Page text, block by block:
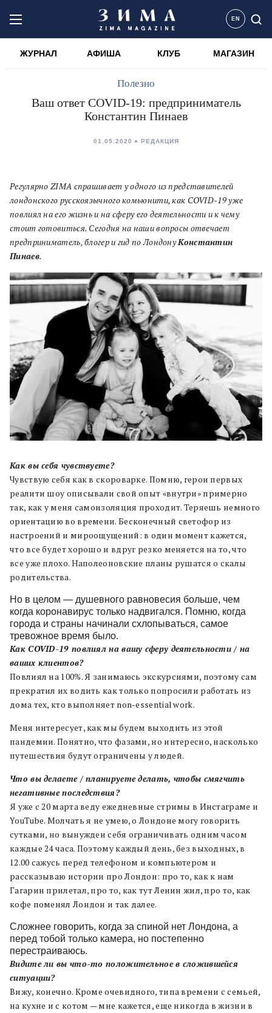
EN
ЖУРНАЛ АФИША КЛУБ МАГАЗИН
Полезно
Ваш ответ COVID-19: предприниматель
Константин Пинаев
01.05.2020 РЕДАКЦИЯ
Регулярно ZIMA спрашивает у одного из представителей
лондонского русскоязычного комьюнити, как COVID-19 уже
повлиял на его жизнь и на сферу его деятельности и к чему
стоит готовиться. Сегодня на наши вопросы отвечает
предприниматель, блогер и гид по ЛондонуКонстантин
Пинаев.
Как вы себя чувствуете?
Чувствую себя как в скороварке. Помню, герои первых
реалити шоу описывали свой опыт «внутри» примерно
так, как у меня самоизоляция проходит. Теряешь немного
ориентацию во времени. Бесконечный светофор из
настроений и мироощущений: в один момент кажется,
что все будет хорошо и вдруг резко меняется на то, что
все уже плохо. Наполеоновские планы рушатся о скалы
родительства.
Но в целом — душевного равновесия больше, чем
когда коронавирус только надвигался. Помню, когда
города и страны начинали схлопываться, самое
тревожное время было.
Как COVID-19 повлиял на вашу сферу деятельности / на
ваших клиентов?
Повлиял на 100%. Я занимаюсь экскурсиями, поэтому сам
прекратил их водить как только попросили работать из
дома тех, кто выполняет non-essential work.
Меня интересует, как мы будем выходить из этой
пандемии. Понятно, что фазами, но интересно, насколько
путешествия будут ограничены у людей.
Что вы делаете / планируете делать, чтобы смягчить
негативные последствия?
Я уже с 20 марта веду ежедневные стримы в Инстаграме и
YouTube. Молчать я не умею, о Лондоне могу говорить
сутками, но вынужден себя ограничивать одним часом
каждые 24 часа. Поэтому каждый день, без выходных, в
12.00 сажусь перед телефоном и компьютером и
рассказываю истории про Лондон: про то, как к нам
Гагарин прилетал, про то, как тут Ленин жил, про то, как
кофе поменял Лондон и так далее.
Сложнее говорить, когда за спиной нет Лондона, а
перед тобой только камера, но постепенно
перестраиваюсь.
Видите ли вы что-то положительное в сложившейся
ситуации?
Вижу, конечно. Кроме очевидного, типа времени с семьей,
на кухне и с котом — мне кажется, еще никогда в жизни в